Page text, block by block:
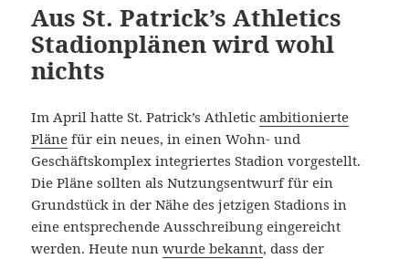
Aus St. Patrick’s Athletics
Stadionplänen wird wohl
nichts
Im April hatte St. Patrick’s Athleticambitionierte
Pläne für ein neues, in einen Wohn- und
Geschäftskomplex integriertes Stadion vorgestellt.
Die Pläne sollten als Nutzungsentwurf für ein
Grundstück in der Nähe des jetzigen Stadions in
eine entsprechende Ausschreibung eingereicht
werden. Heute nunwurde bekannt, dass der